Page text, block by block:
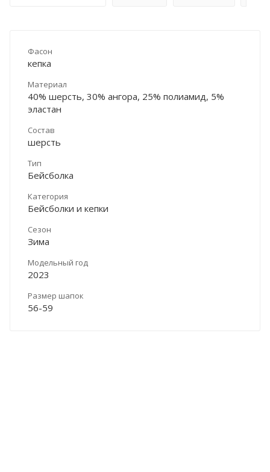
Фасон
кепка
Материал
40% шерсть, 30% ангора, 25% полиамид, 5%
эластан
Состав
шерсть
Тип
Бейсболка
Категория
Бейсболки и кепки
Сезон
Зима
Модельный год
2023
Размер шапок
56-59